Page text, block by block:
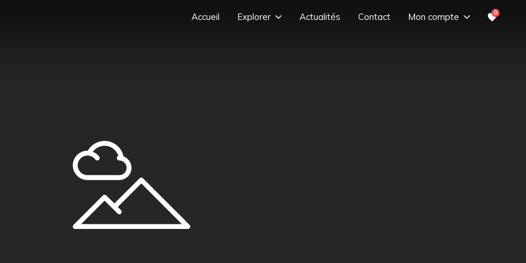
Accueil Explorer Actualités Contact Mon compte 0